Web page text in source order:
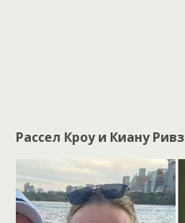
Рассел Кроу и Киану Ривз